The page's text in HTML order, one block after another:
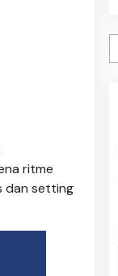
ritme
dan setting